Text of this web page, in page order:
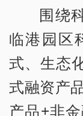
围绕
临港园区
式、生态
式融资产
产品+非